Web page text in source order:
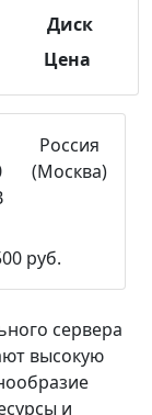
Диск
Цена
Россия
(Москва)
руб.
сервера
высокую
и